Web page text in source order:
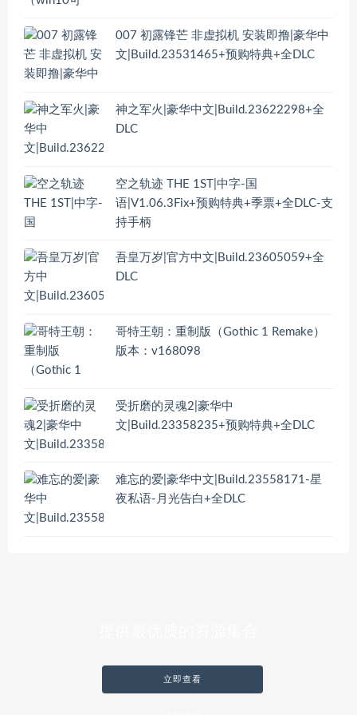
007 初露锋芒 非虚拟机 安装即撸|豪华中
文|Build.23531465+预购特典+全DLC
神之军火|豪华中文|Build.23622298+全
DLC
空之轨迹 THE 1ST|中字-国
语|V1.06.3Fix+预购特典+季票+全DLC-支
持手柄
吾皇万岁|官方中文|Build.23605059+全
DLC
哥特王朝：重制版（Gothic 1 Remake）
版本：v168098
受折磨的灵魂2|豪华中
文|Build.23358235+预购特典+全DLC
难忘的爱|豪华中文|Build.23558171-星
夜私语-月光告白+全DLC
立即查看